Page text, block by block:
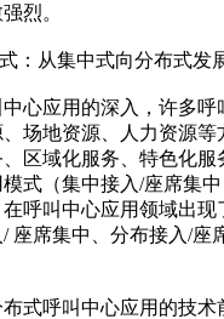
烈。
从集中式向分布式发
应用的深入，许多呼
场地资源、人力资源
区域化服务、特色化
式（集中接入/座席集
呼叫中心应用领域出现
座席集中、分布接入/座
呼叫中心应用的技术